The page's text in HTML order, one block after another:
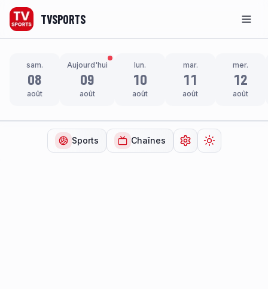
TVSPORTS
sam.
08
août
Aujourd'hui
09
août
lun.
10
août
mar.
11
août
mer.
12
août
Sports Chaînes Ouvrir lesChanger de